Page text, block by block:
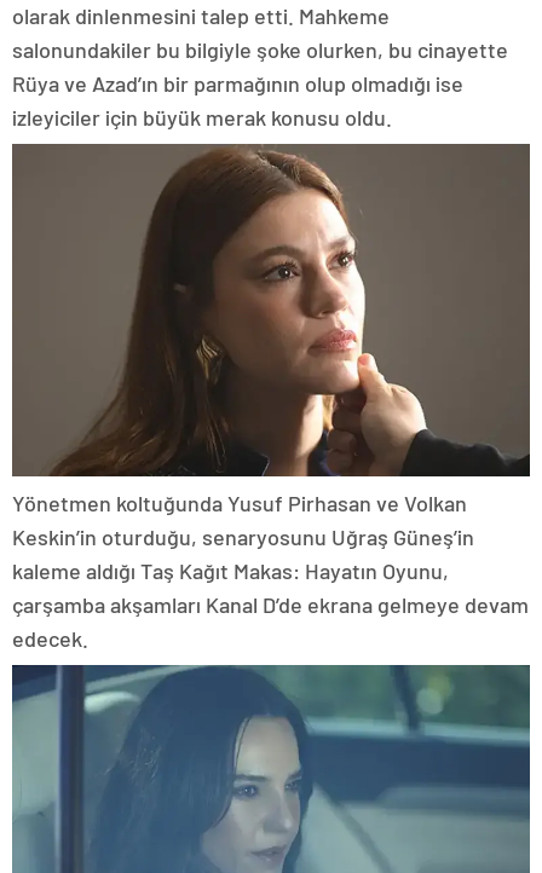
olarak dinlenmesini talep etti. Mahkeme
salonundakiler bu bilgiyle şoke olurken, bu cinayette
Rüya ve Azad’ın bir parmağının olup olmadığı ise
izleyiciler için büyük merak konusu oldu.
Yönetmen koltuğunda Yusuf Pirhasan ve Volkan
Keskin’in oturduğu, senaryosunu Uğraş Güneş’in
kaleme aldığı Taş Kağıt Makas: Hayatın Oyunu,
çarşamba akşamları Kanal D’de ekrana gelmeye devam
edecek.